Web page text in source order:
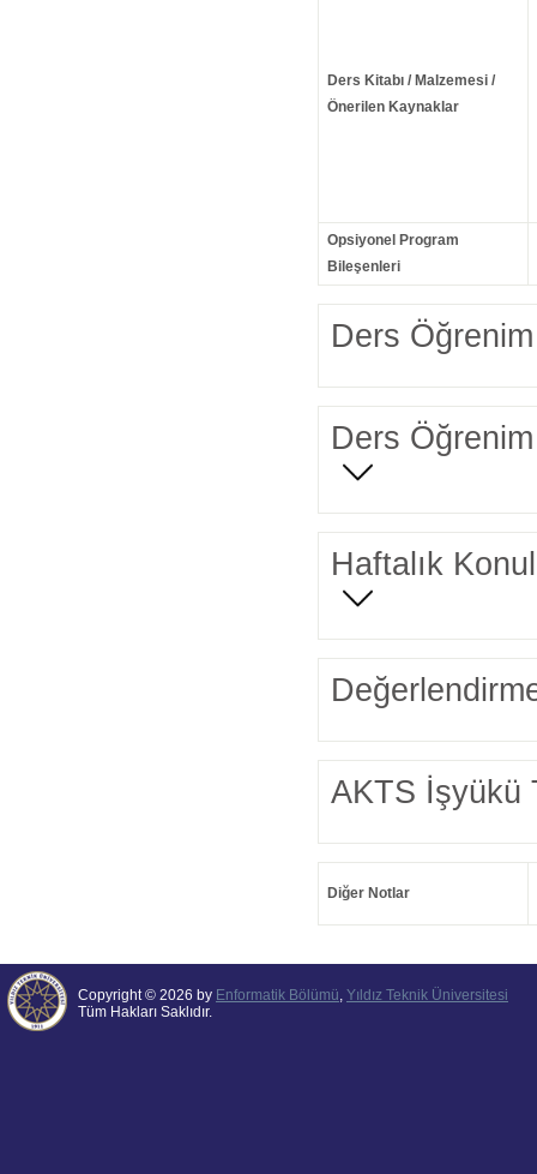
Ders Kitabı / Malzemesi /
Önerilen Kaynaklar
Opsiyonel Program
Bileşenleri
Ders Öğrenim
Ders Öğrenim
Haftalık
AKTS İşyükü
Diğer Notlar
Copyright © 2026 by Enformatik Bölümü, Yıldız Teknik Üniversitesi
Tüm Hakları Saklıdır.